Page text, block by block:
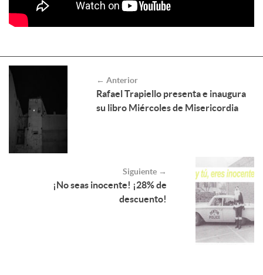
← Anterior
Rafael Trapiello presenta e inaugura
su libro Miércoles de Misericordia
Siguiente →
¡No seas inocente! ¡28% de
descuento!